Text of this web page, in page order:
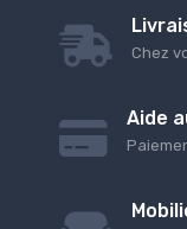
Chez
Aide